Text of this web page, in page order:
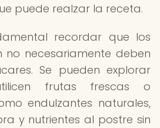
puede realzar la receta.
recordar que los
no necesariamente deben
Se pueden explorar
frutas frescas o
endulzantes naturales,
y nutrientes al postre sin